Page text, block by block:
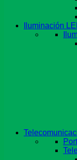
Iluminación